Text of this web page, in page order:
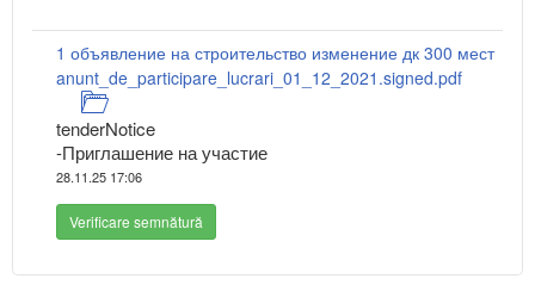
1 объявление на строительство изменение дк 300 мест
anunt_de_participare_lucrari_01_12_2021.signed.pdf
tenderNotice
-Приглашение на участие
28.11.25 17:06
Verificare semnătură